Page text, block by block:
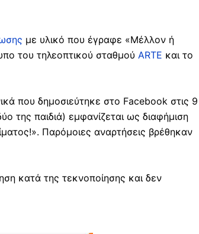
με υλικό που έγραφε «Μέλλον ή
του τηλεοπτικού σταθμού ARTE και το
που δημοσιεύτηκε στο Facebook στις 9
της παιδιά) εμφανίζεται ως διαφήμιση
Παρόμοιες αναρτήσεις βρέθηκαν
κατά της τεκνοποίησης και δεν